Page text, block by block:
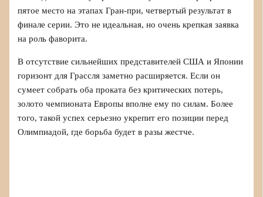
пятое место на этапах Гран-при, четвертый результат в
финале серии. Это не идеальная, но очень крепкая заявка
на роль фаворита.
В отсутствие сильнейших представителей США и Японии
горизонт для Грассля заметно расширяется. Если он
сумеет собрать оба проката без критических потерь,
золото чемпионата Европы вполне ему по силам. Более
того, такой успех серьезно укрепит его позиции перед
Олимпиадой, где борьба будет в разы жестче.